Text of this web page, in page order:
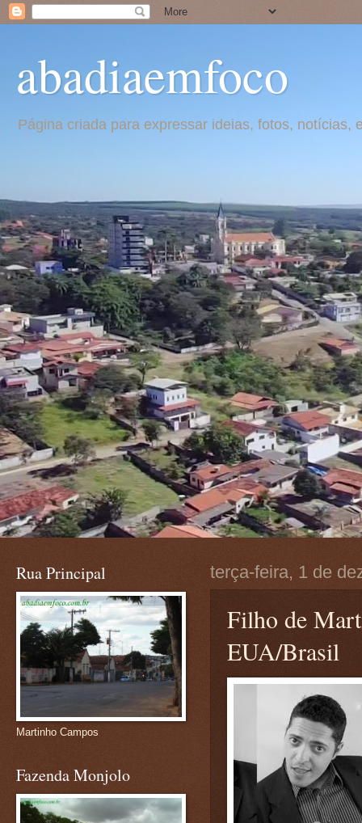
abadiaemfoco
Página criada para expressar ideias, fotos,
terça-feira, 1 de
Filho de
EUA/Brasil
Rua Principal
Martinho Campos
Fazenda Monjolo